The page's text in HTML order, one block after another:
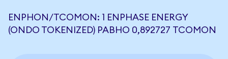
ENPHON/TCOMON: 1 ENPHASE ENERGY
(ONDO TOKENIZED) РАВНО 0,892727 TCOMON